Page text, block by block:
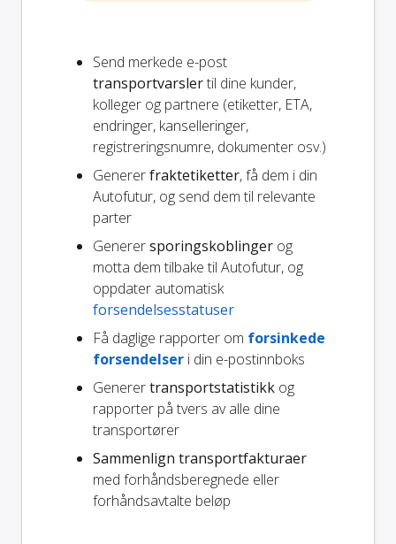
Send merkede e-post
transportvarslertil dine kunder,
kolleger og partnere (etiketter, ETA,
endringer, kanselleringer,
registreringsnumre, dokumenter osv.)
Genererfraktetiketter, få dem i din
Autofutur, og send dem til relevante
parter
Generersporingskoblinger og
motta dem tilbake til Autofutur, og
oppdater automatisk
forsendelsesstatuser
Få daglige rapporter om forsinkede
forsendelser i din e-postinnboks
Generertransportstatistikk og
rapporter på tvers av alle dine
transportører
Sammenlign transportfakturaer
med forhåndsberegnede eller
forhåndsavtalte beløp